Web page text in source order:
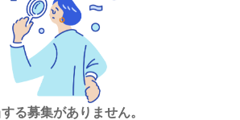
る募集がありません。